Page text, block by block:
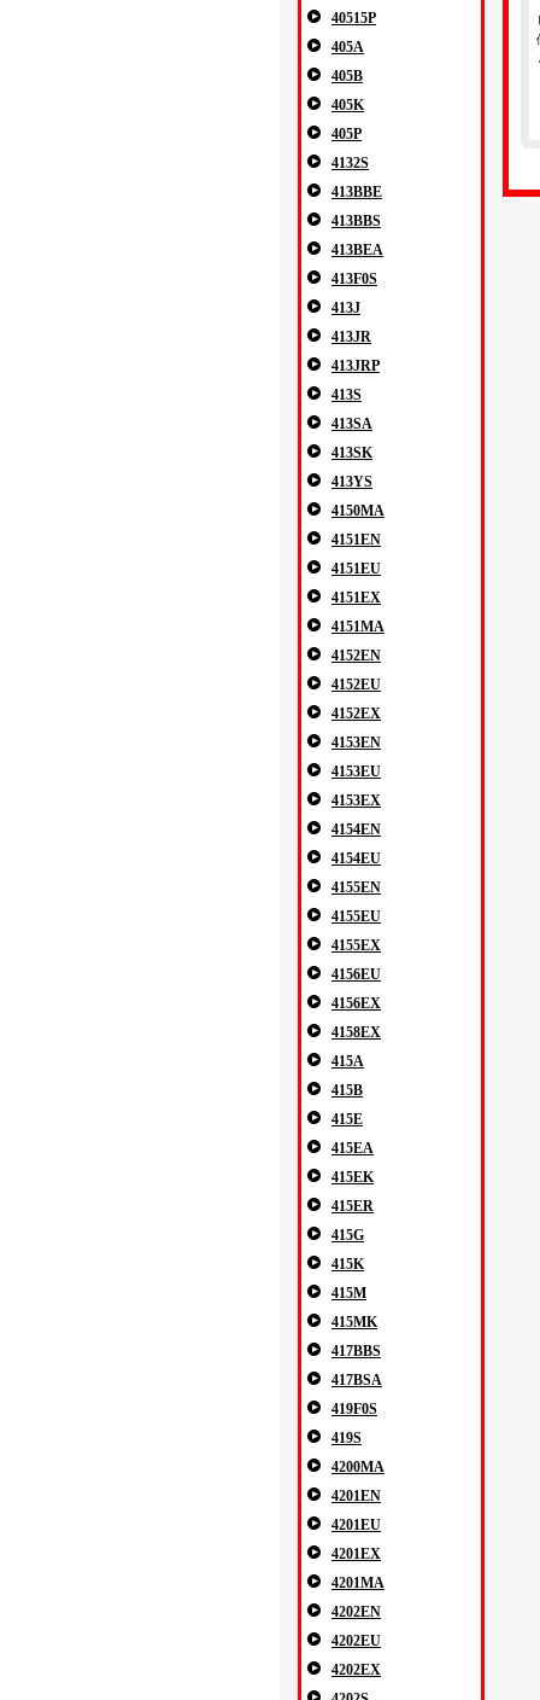
40515P
405A
405B
405K
405P
4132S
413BBE
413BBS
413BEA
413F0S
413J
413JR
413JRP
413S
413SA
413SK
413YS
4150MA
4151EN
4151EU
4151EX
4151MA
4152EN
4152EU
4152EX
4153EN
4153EU
4153EX
4154EN
4154EU
4155EN
4155EU
4155EX
4156EU
4156EX
4158EX
415A
415B
415E
415EA
415EK
415ER
415G
415K
415M
415MK
417BBS
417BSA
419F0S
419S
4200MA
4201EN
4201EU
4201EX
4201MA
4202EN
4202EU
4202EX